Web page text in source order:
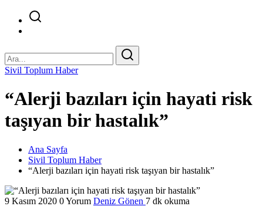
Sivil Toplum Haber
“Alerji bazıları için hayati risk
taşıyan bir hastalık”
Ana Sayfa
Sivil Toplum Haber
“Alerji bazıları için hayati risk taşıyan bir hastalık”
9 Kasım 2020 0 Yorum Deniz Gönen 7 dk okuma